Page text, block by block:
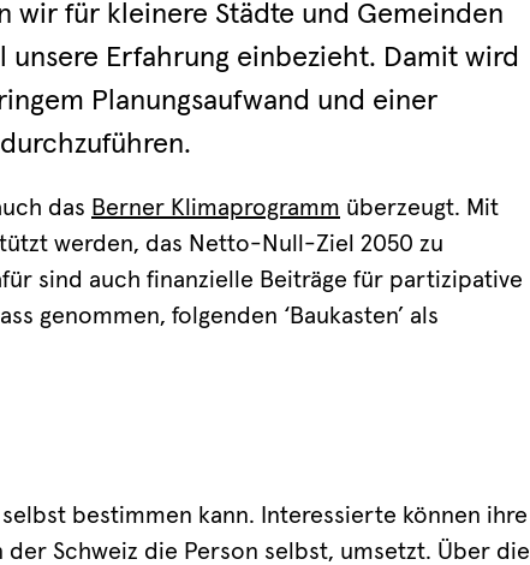
wir für kleinere Städte und Gemeinden
unsere Erfahrung einbezieht. Damit wird
Planungsaufwand und einer
das Berner Klimaprogramm überzeugt. Mit
werden, das Netto-Null-Ziel 2050 zu
sind auch finanzielle Beiträge für partizipative
genommen, folgenden ‘Baukasten’ als
bestimmen kann. Interessierte können ihre
Schweiz die Person selbst, umsetzt. Über die